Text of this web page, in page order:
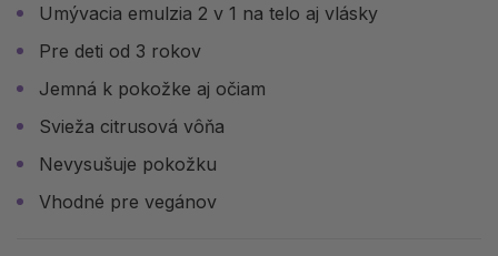
Umývacia emulzia 2 v 1 na telo aj vlásky
Pre deti od 3 rokov
Jemná k pokožke aj očiam
Svieža citrusová vôňa
Nevysušuje pokožku
Vhodné pre vegánov